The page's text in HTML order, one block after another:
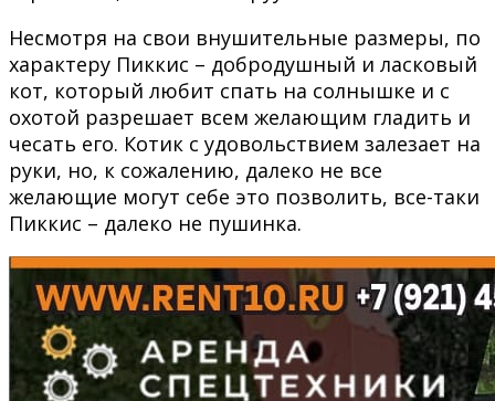
Несмотря на свои внушительные размеры, по
характеру Пиккис – добродушный и ласковый
кот, который любит спать на солнышке и с
охотой разрешает всем желающим гладить и
чесать его. Котик с удовольствием залезает на
руки, но, к сожалению, далеко не все
желающие могут себе это позволить, все-таки
Пиккис – далеко не пушинка.